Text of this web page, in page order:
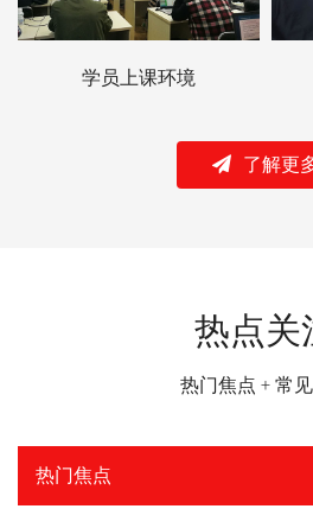
学员上课环境
了解更
热点关
热门焦点 + 常
热门焦点